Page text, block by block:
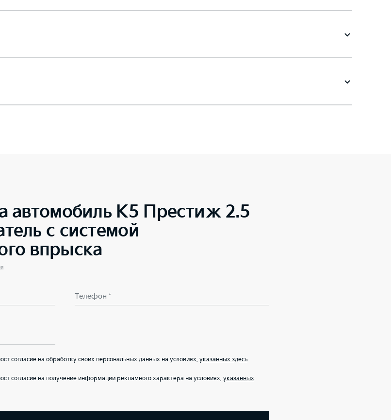
автомобиль K5 Престиж 2.5
с системой
впрыска
Телефон *
на обработку своих персональных данных на условиях,указанных здесь
на получение информации рекламного характера на условиях, указанных